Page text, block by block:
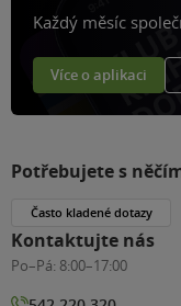
Každý měsíc
Více o aplikaci
Potřebujete s
Často kladené dotazy
Kontaktujte nás
Po–Pá: 8:00–17:00